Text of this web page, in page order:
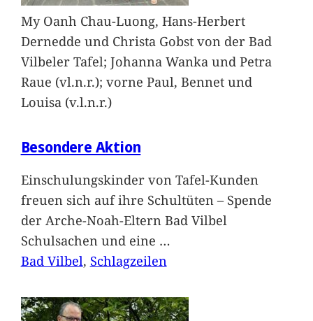
My Oanh Chau-Luong, Hans-Herbert
Dernedde und Christa Gobst von der Bad
Vilbeler Tafel; Johanna Wanka und Petra
Raue (vl.n.r.); vorne Paul, Bennet und
Louisa (v.l.n.r.)
Besondere Aktion
Einschulungskinder von Tafel-Kunden
freuen sich auf ihre Schultüten – Spende
der Arche-Noah-Eltern Bad Vilbel
Schulsachen und eine …
Bad Vilbel, Schlagzeilen